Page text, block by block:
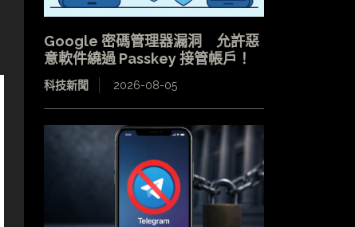
Google 密碼管理器漏洞 允許惡
意軟件繞過 Passkey 接管帳戶！
科技新聞 2026-08-05